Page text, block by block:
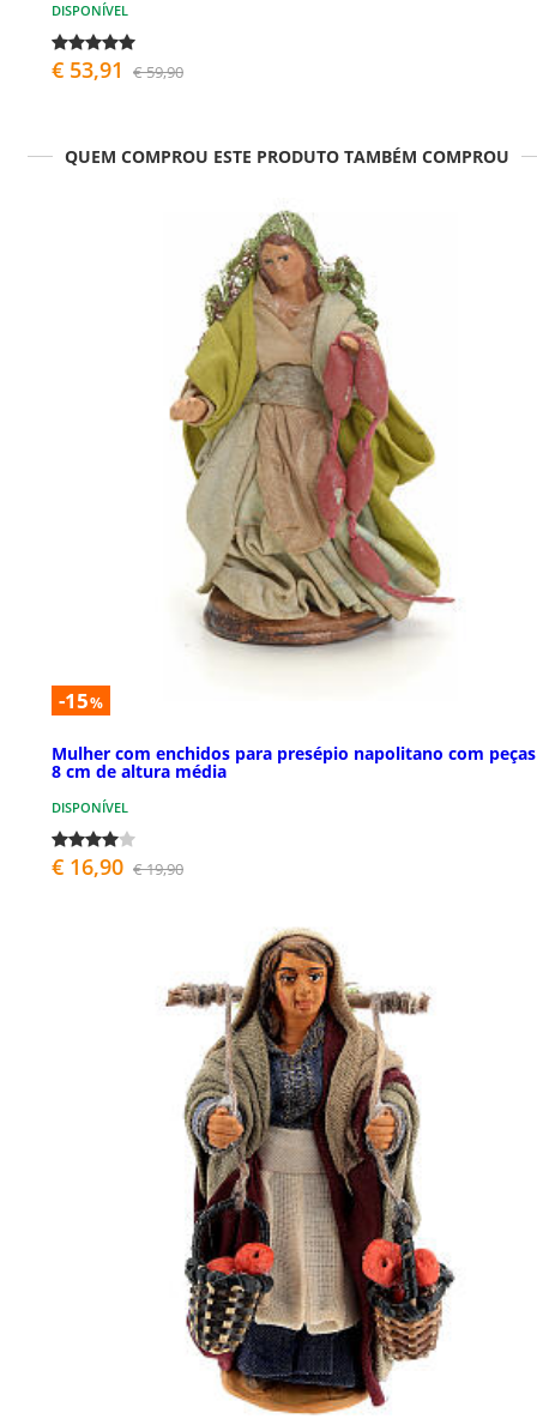
DISPONÍVEL
€ 53,91 € 59,90
QUEM COMPROU ESTE PRODUTO TAMBÉM COMPROU
-15%
Mulher com enchidos para presépio napolitano com
8 cm de altura média
DISPONÍVEL
€ 16,90 € 19,90